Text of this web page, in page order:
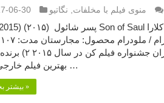
06-30 منوی فیلم با مخلفات نگاتیو
بخشی از افتخارات: ۱) برنده جایزه ویژه هیئت
بهترین فیلم خارجی زبان …
بیشتر بخوانید »